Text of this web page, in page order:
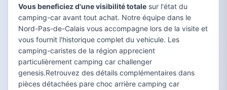
Vous beneficiez d'une visibilité totale sur l'état du
camping-car avant tout achat. Notre équipe dans le
Nord-Pas-de-Calais vous accompagne lors de la visite et
vous fournit l'historique complet du vehicule. Les
camping-caristes de la région apprecient
particulièrement camping car challenger
genesis.Retrouvez des détails complémentaires dans
pièces détachées pare choc arrière camping car